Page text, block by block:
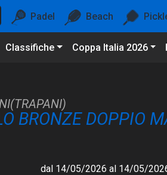
Padel Beach
Classifiche Coppa Italia 2026
BRONZE DOPPIO
dal 14/05/2026 al 14/05/